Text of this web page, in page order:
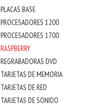
PLACAS BASE
PROCESADORES 1200
PROCESADORES 1700
RASPBERRY
REGRABADORAS DVD
TARJETAS DE MEMORIA
TARJETAS DE RED
TARJETAS DE SONIDO